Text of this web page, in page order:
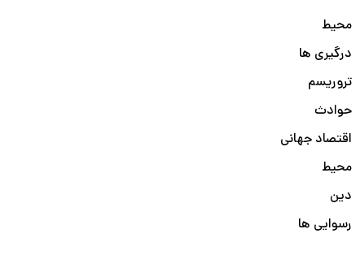
محیط
درگیری ها
تروریسم
حوادث
اقتصاد جهانی
محیط
دین
رسوایی ها